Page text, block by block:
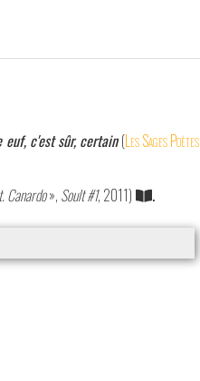
c'est sûr, certain (Les Sages Poètes
Canardo», Soult #1, 2011) .